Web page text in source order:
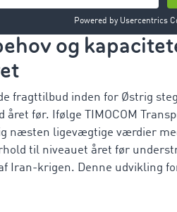
og
fragttilbud inden for Østrig
året før. Ifølge TIMOCOM
næsten ligevægtige værdier
til niveauet året før
Iran-krigen. Denne udvikling